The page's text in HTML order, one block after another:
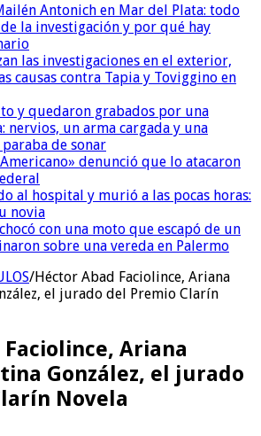
Antonich en Mar del Plata: todo
la investigación y por qué hay
las investigaciones en el exterior,
causas contra Tapia y Toviggino en
y quedaron grabados por una
nervios, un arma cargada y una
de sonar
Americano» denunció que lo atacaron
al hospital y murió a las pocas horas:
novia
con una moto que escapó de un
sobre una vereda en Palermo
/Héctor Abad Faciolince, Ariana
el jurado del Premio Clarín
Ariana
González, el jurado
Novela